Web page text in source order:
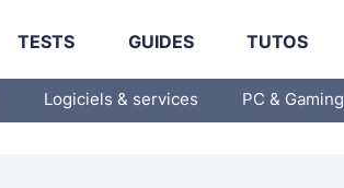
TESTS GUIDES TUTOS
Logiciels & services PC & Gaming